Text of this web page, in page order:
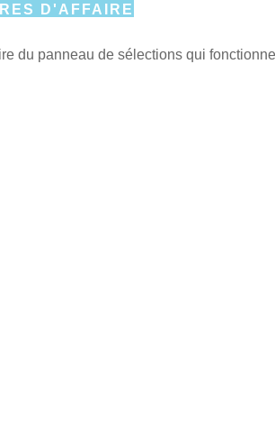
D'AFFAIRE
du panneau de sélections qui